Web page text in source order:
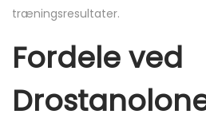
træningsresultater.
Fordele ved